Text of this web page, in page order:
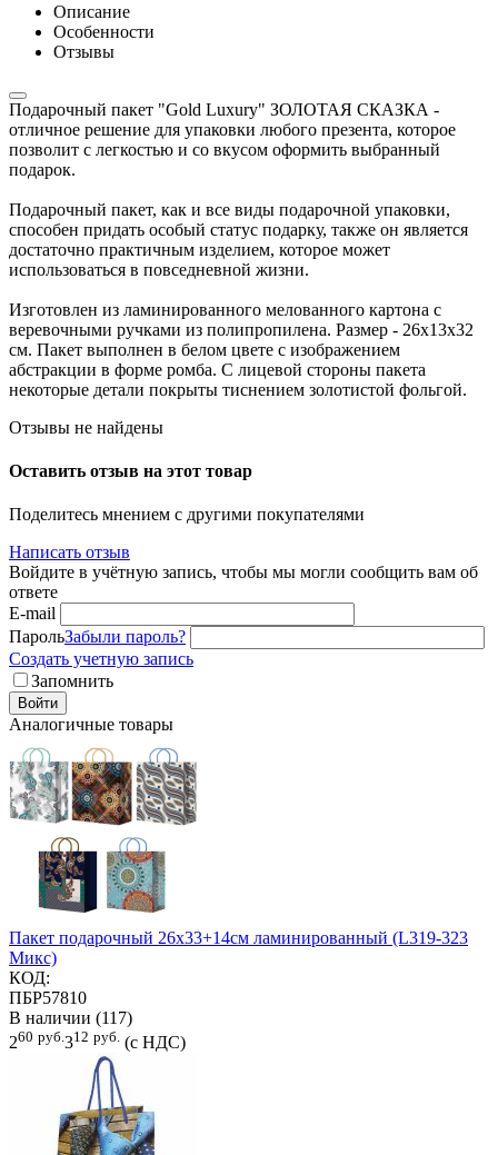
Описание
Особенности
Отзывы
Подарочный пакет "Gold Luxury" ЗОЛОТАЯ СКАЗКА -
отличное решение для упаковки любого презента, которое
позволит с легкостью и со вкусом оформить выбранный
подарок.
Подарочный пакет, как и все виды подарочной упаковки,
способен придать особый статус подарку, также он является
достаточно практичным изделием, которое может
использоваться в повседневной жизни.
Изготовлен из ламинированного мелованного картона с
веревочными ручками из полипропилена. Размер - 26x13x32
см. Пакет выполнен в белом цвете с изображением
абстракции в форме ромба. С лицевой стороны пакета
некоторые детали покрыты тиснением золотистой фольгой.
Отзывы не найдены
Оставить отзыв на этот товар
Поделитесь мнением с другими покупателями
Написать отзыв
Войдите в учётную запись, чтобы мы могли сообщить вам об
ответе
E-mail
ПарольЗабыли пароль?
Создать учетную запись
Запомнить
Войти
Аналогичные товары
Пакет подарочный 26х33+14см ламинированный (L319-323
Микс)
КОД:
ПБР57810
В наличии (117)
260 руб.312 руб. (с НДС)